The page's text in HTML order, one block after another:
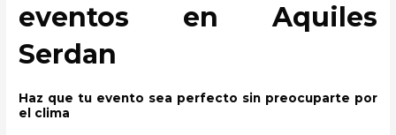
eventos en Aquiles
Serdan
Haz que tu evento sea perfecto sin preocuparte por
el clima